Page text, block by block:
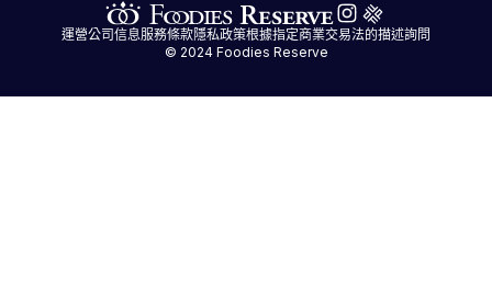
運營公司信息服務條款隱私政策根據指定商業交易法的描述詢問
© 2024 Foodies Reserve